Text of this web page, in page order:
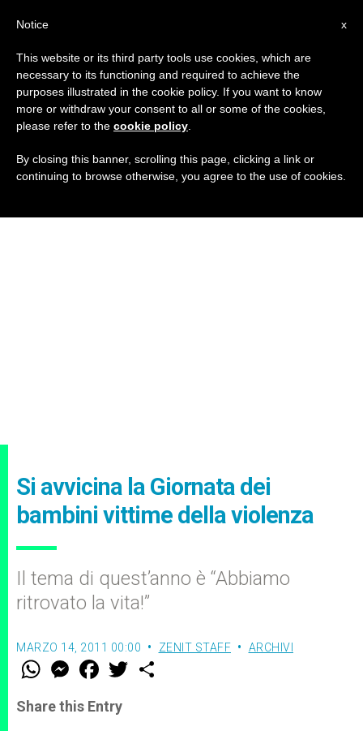
Si avvicina la Giornata dei
bambini vittime della violenza
Il tema di quest’anno è “Abbiamo
ritrovato la vita!”
MARZO 14, 2011 00:00 ZENIT STAFF ARCHIVI
W
t
s
M
e
s
e
F
a
e
b
w
Share this Entry
x
Notice
This website or its third party tools use cookies, which are
necessary to its functioning and required to achieve the
purposes illustrated in the cookie policy. If you want to know
more or withdraw your consent to all or some of the cookies,
please refer to the cookie policy
By closing this banner, scrolling this page, clicking a link or
continuing to browse otherwise, you agree to the use of cookies.